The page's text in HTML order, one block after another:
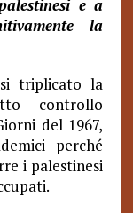
e a
la
triplicato la
controllo
del 1967,
perché
i palestinesi